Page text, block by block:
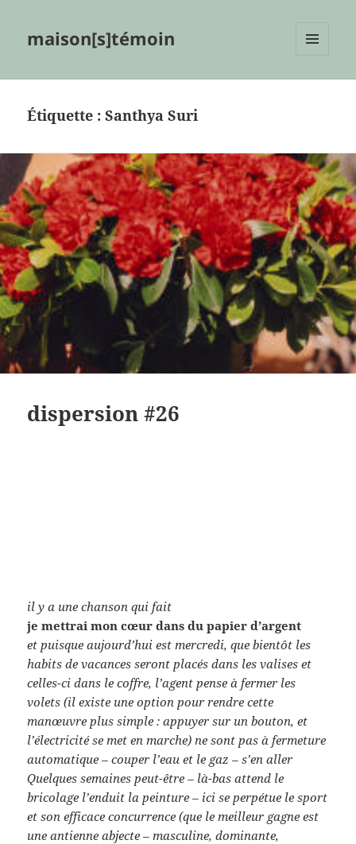
maison[s]témoin
Étiquette :Santhya Suri
dispersion #26
il y a une chanson qui fait
je mettrai mon cœur dans du papier d’argent
et puisque aujourd’hui est mercredi, que bientôt les
habits de vacances seront placés dans les valises et
celles-ci dans le coffre, l’agent pense à fermer les
volets (il existe une option pour rendre cette
manœuvre plus simple : appuyer sur un bouton, et
l’électricité se met en marche) ne sont pas à fermeture
automatique – couper l’eau et le gaz – s’en aller
Quelques semaines peut-être – là-bas attend le
bricolage l’enduit la peinture – ici se perpétue le sport
et son efficace concurrence (que le meilleur gagne est
une antienne abjecte – masculine, dominante,